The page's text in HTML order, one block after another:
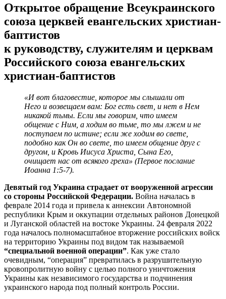
Открытое обращение Всеукраинского
союза церквей евангельских христиан-
баптистов
к руководству, служителям и церквам
Российского союза евангельских
христиан-баптистов
«И вот благовестие, которое мы слышали от
Него и возвещаем вам: Бог есть свет, и нет в Нем
никакой тьмы. Если мы говорим, что имеем
общение с Ним, а ходим во тьме, то мы лжем и не
поступаем по истине; если же ходим во свете,
подобно как Он во свете, то имеем общение друг с
другом, и Кровь Иисуса Христа, Сына Его,
очищает нас от всякого греха» (Первое послание
Иоанна 1:5-7).
Девятый год Украина страдает от вооруженной агрессии
со стороны Российской Федерации. Война началась в
феврале 2014 года и привела к аннексии Автономной
республики Крым и оккупации отдельных районов Донецкой
и Луганской областей на востоке Украины. 24 февраля 2022
года началось полномасштабное вторжение российских войск
на территорию Украины под видом так называемой
“специальной военной операции”. Как уже стало
очевидным, “операция” превратилась в разрушительную
кровопролитную войну с целью полного уничтожения
Украины как независимого государства и подчинения
украинского народа под полный контроль России.